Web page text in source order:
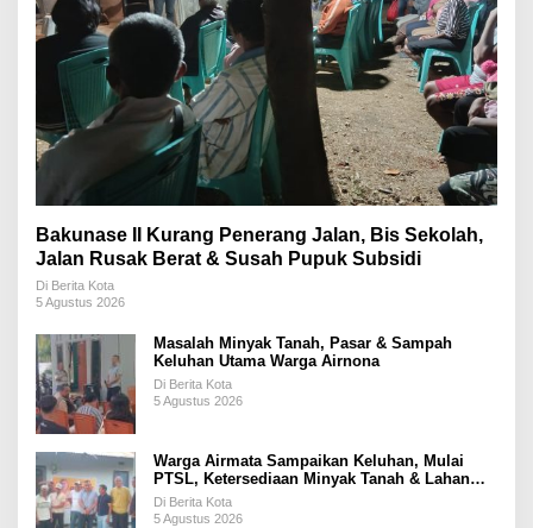
Bakunase II Kurang Penerang Jalan, Bis Sekolah,
Jalan Rusak Berat & Susah Pupuk Subsidi
Di Berita Kota
5 Agustus 2026
Masalah Minyak Tanah, Pasar & Sampah
Keluhan Utama Warga Airnona
Di Berita Kota
5 Agustus 2026
Warga Airmata Sampaikan Keluhan, Mulai
PTSL, Ketersediaan Minyak Tanah & Lahan
Pemakaman
Di Berita Kota
5 Agustus 2026